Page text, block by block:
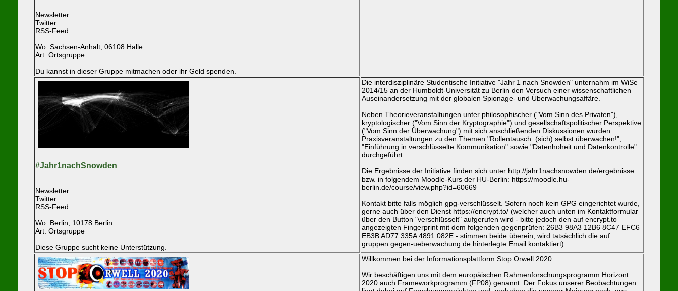
Newsletter:
Twitter:
RSS-Feed:
Wo: Sachsen-Anhalt, 06108 Halle
Art: Ortsgruppe
Du kannst in dieser Gruppe mitmachen oder ihr Geld spenden.
#Jahr1nachSnowden
Newsletter:
Twitter:
RSS-Feed:
Wo: Berlin, 10178 Berlin
Art: Ortsgruppe
Diese Gruppe sucht keine Unterstützung.
Die interdisziplinäre Studentische Initiative "Jahr 1 nach Snowden" unternahm im WiSe
2014/15 an der Humboldt-Universität zu Berlin den Versuch einer wissenschaftlichen
Auseinandersetzung mit der globalen Spionage- und Überwachungsaffäre.
Neben Theorieveranstaltungen unter philosophischer ("Vom Sinn des Privaten"),
kryptologischer ("Vom Sinn der Kryptographie") und gesellschaftspolitischer Perspektive
("Vom Sinn der Überwachung") mit sich anschließenden Diskussionen wurden
Praxisveranstaltungen zu den Themen "Rollentausch: (sich) selbst überwachen!",
"Einführung in verschlüsselte Kommunikation" sowie "Datenhoheit und Datenkontrolle"
durchgeführt.
Die Ergebnisse der Initiative finden sich unter http://jahr1nachsnowden.de/ergebnisse
bzw. in folgendem Moodle-Kurs der HU-Berlin: https://moodle.hu-
berlin.de/course/view.php?id=60669
Kontakt bitte falls möglich gpg-verschlüsselt. Sofern noch kein GPG eingerichtet wurde,
gerne auch über den Dienst https://encrypt.to/ (welcher auch unten im Kontaktformular
über den Button "verschlüsselt" aufgerufen wird - bitte jedoch den auf encrypt.to
angezeigten Fingerprint mit dem folgenden gegenprüfen: 26B3 98A3 12B6 8C47 EFC6
EB3B AD77 335A 4891 082E - stimmen beide überein, wird tatsächlich die auf
gruppen.gegen-ueberwachung.de hinterlegte Email kontaktiert).
Willkommen bei der Informationsplattform Stop Orwell 2020
Wir beschäftigen uns mit dem europäischen Rahmenforschungsprogramm Horizont
2020 auch Frameworkprogramm (FP08) genannt. Der Fokus unserer Beobachtungen